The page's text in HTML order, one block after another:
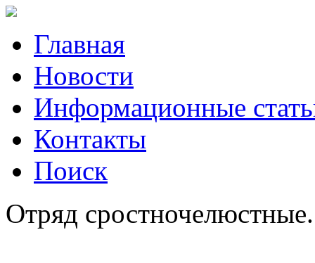
Главная
Новости
Информационные
Контакты
Поиск
Отряд